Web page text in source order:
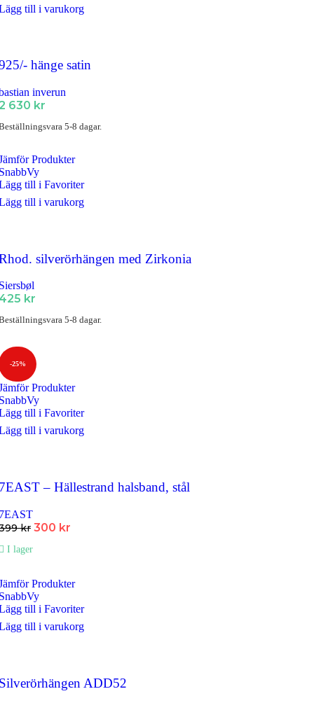
till i varukorg
hänge satin
inverun
630 kr
5-8 dagar.
Produkter
till i Favoriter
till i varukorg
silverörhängen med Zirkonia
kr
5-8 dagar.
-25%
Produkter
till i Favoriter
till i varukorg
– Hällestrand halsband, stål
kr Det
399 kr.
300 kr
300 kr.
I lager
Produkter
till i Favoriter
till i varukorg
ADD52